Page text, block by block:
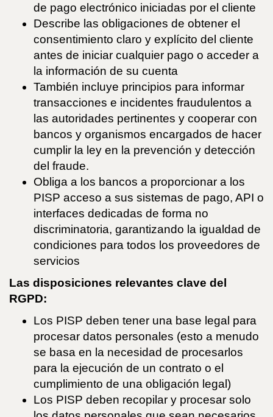
de pago electrónico iniciadas por el cliente
Describe las obligaciones de obtener el
consentimiento claro y explícito del cliente
antes de iniciar cualquier pago o acceder a
la información de su cuenta
También incluye principios para informar
transacciones e incidentes fraudulentos a
las autoridades pertinentes y cooperar con
bancos y organismos encargados de hacer
cumplir la ley en la prevención y detección
del fraude.
Obliga a los bancos a proporcionar a los
PISP acceso a sus sistemas de pago, API o
interfaces dedicadas de forma no
discriminatoria, garantizando la igualdad de
condiciones para todos los proveedores de
servicios
Las disposiciones relevantes clave del
RGPD:
Los PISP deben tener una base legal para
procesar datos personales (esto a menudo
se basa en la necesidad de procesarlos
para la ejecución de un contrato o el
cumplimiento de una obligación legal)
Los PISP deben recopilar y procesar solo